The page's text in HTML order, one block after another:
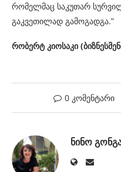
რომელმაც საკუთარ
გაკვეთილად გამოგადგა.”
რობერტ კიოსაკი
0 კომენტარი
ᲜᲘᲜᲝ